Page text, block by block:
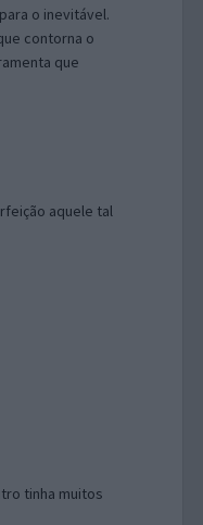
o inevitável.
contorna o
que
aquele tal
tinha muitos